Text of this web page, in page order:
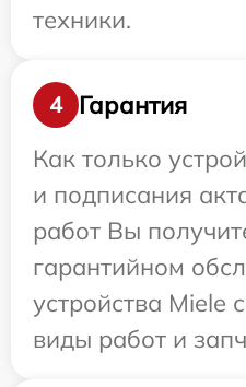
техники.
4
Гарантия
Как только
и подписания
работ Вы
гарантийном
устройства Miele
виды работ и